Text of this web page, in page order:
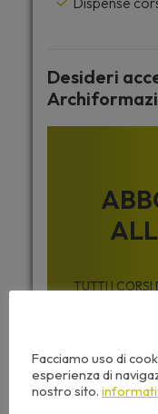
Desideri
TUTTI I CORSI
Facciamo uso di
esperienza di
nostro sito.